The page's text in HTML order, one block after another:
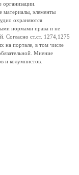
материалы, элементы
охраняются
нормами права и не
Согласно ст.ст. 1274,1275
на портале, в том числе
Мнение
и колумнистов.